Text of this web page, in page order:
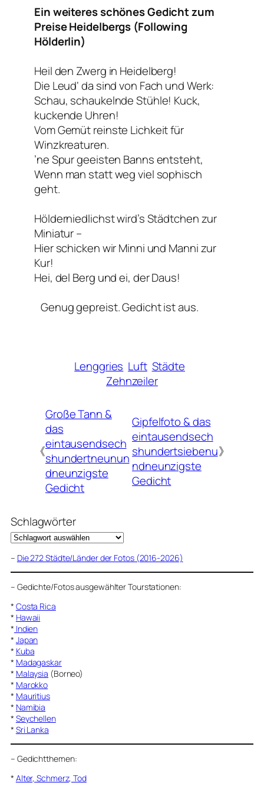
Ein weiteres schönes Gedicht zum
Preise Heidelbergs (Following
Hölderlin)
Heil den Zwerg in Heidelberg!
Die Leud‘ da sind von Fach und Werk:
Schau, schaukelnde Stühle! Kuck,
kuckende Uhren!
Vom Gemüt reinste Lichkeit für
Winzkreaturen.
’ne Spur geeisten Banns entsteht,
Wenn man statt weg viel sophisch
geht.
Hölderniedlichst wird’s Städtchen zur
Miniatur –
Hier schicken wir Minni und Manni zur
Kur!
Hei, del Berg und ei, der Daus!
Genug gepreist. Gedicht ist aus.
Lenggries Luft Städte
Zehnzeiler
《
Große Tann &
das
eintausendsech
shundertneunun
dneunzigste
Gedicht
Gipfelfoto & das
eintausendsech
shundertsiebenu
ndneunzigste
Gedicht
》
Schlagwörter
– Die 272 Städte/Länder der Fotos (2016-2026)
– Gedichte/Fotos ausgewählter Tourstationen:
* Costa Rica
* Hawaii
* Indien
* Japan
* Kuba
* Madagaskar
* Malaysia (Borneo)
* Marokko
* Mauritius
* Namibia
* Seychellen
* Sri Lanka
– Gedichtthemen:
* Alter, Schmerz, Tod